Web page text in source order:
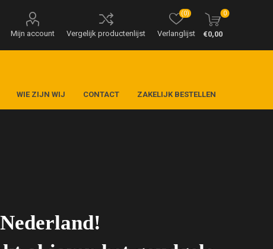
Mijn account Vergelijk productenlijst Verlanglijst
(0) 0
€0,00
WIE ZIJN WIJ CONTACT ZAKELIJK BESTELLEN